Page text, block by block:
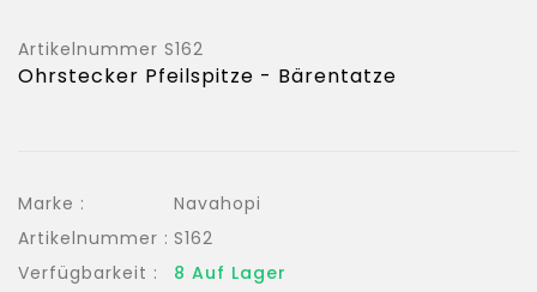
Artikelnummer S162
Ohrstecker Pfeilspitze - Bärentatze
Marke :
Navahopi
Artikelnummer : S162
Verfügbarkeit :
8 Auf Lager